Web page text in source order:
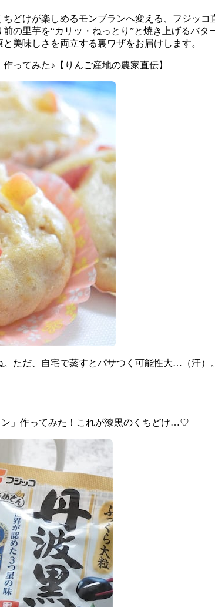
どけが楽しめるモンブランへ変える、フジッ
の里芋を“カリッ・ねっとり”と焼き上げるバ
美味しさを両立する裏ワザをお届けします。
ってみた♪【りんご産地の農家直伝】
ただ、自宅で蒸すとパサつく可能性大…（汗
ン」作ってみた！これが漆黒のくちどけ…♡